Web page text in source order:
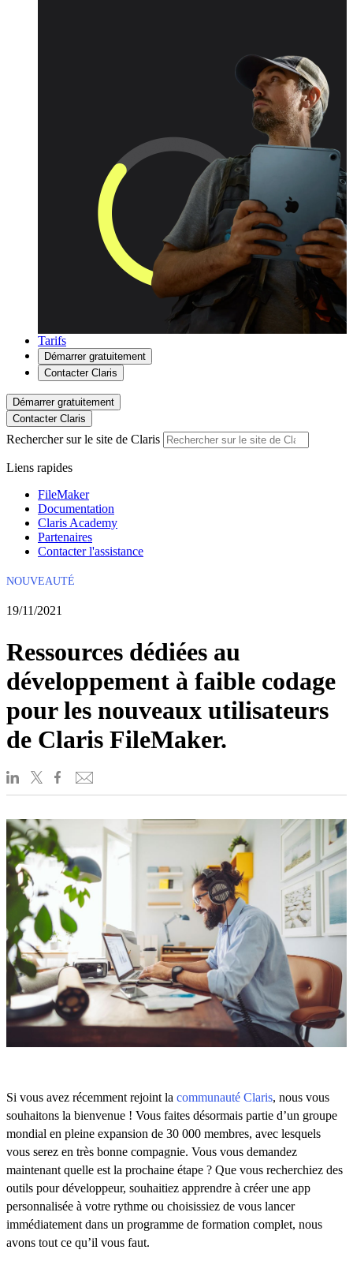
Tarifs
Démarrer gratuitement
Contacter Claris
Démarrer gratuitement
Contacter Claris
Rechercher sur le site de Claris
Liens rapides
FileMaker
Documentation
Claris Academy
Partenaires
Contacter l'assistance
NOUVEAUTÉ
19/11/2021
Ressources dédiées au
développement à faible codage
pour les nouveaux utilisateurs
de Claris FileMaker.
Si vous avez récemment rejoint la communauté Claris, nous vous
souhaitons la bienvenue ! Vous faites désormais partie d’un groupe
mondial en pleine expansion de 30 000 membres, avec lesquels
vous serez en très bonne compagnie. Vous vous demandez
maintenant quelle est la prochaine étape ? Que vous recherchiez des
outils pour développeur, souhaitiez apprendre à créer une app
personnalisée à votre rythme ou choisissiez de vous lancer
immédiatement dans un programme de formation complet, nous
avons tout ce qu’il vous faut.